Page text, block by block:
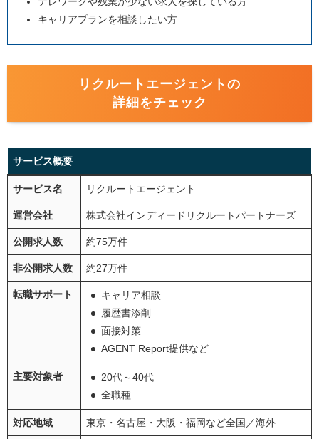
キャリアプランを相談したい方
リクルートエージェントの
詳細をチェック
サービス概要
サービス名 リクルートエージェント
運営会社 株式会社インディードリクルートパートナーズ
公開求人数 約75万件
非公開求人数 約27万件
転職サポート
キャリア相談
履歴書添削
面接対策
AGENT Report提供など
主要対象者
20代～40代
全職種
対応地域 東京・名古屋・大阪・福岡など全国／海外